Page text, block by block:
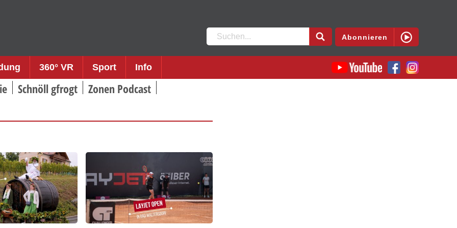
Suchen
nach:
Abonnieren
360° VR Sport Info
Schnöll gfrogt Zonen Podcast